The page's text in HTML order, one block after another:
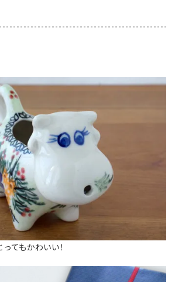
てもかわいい！